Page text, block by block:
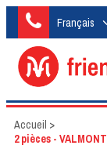
Français
Accueil >
2 pièces - VALMONT